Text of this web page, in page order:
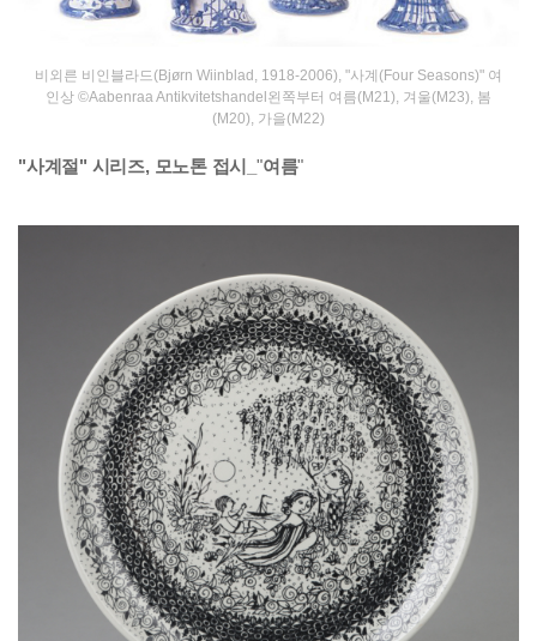
비외른 비인블라드(Bjørn Wiinblad, 1918-2006), "사계(Four Seasons)" 여
인상 ©Aabenraa Antikvitetshandel왼쪽부터 여름(M21), 겨울(M23), 봄
(M20), 가을(M22)
"사계절" 시리즈, 모노톤 접시_ "여름"